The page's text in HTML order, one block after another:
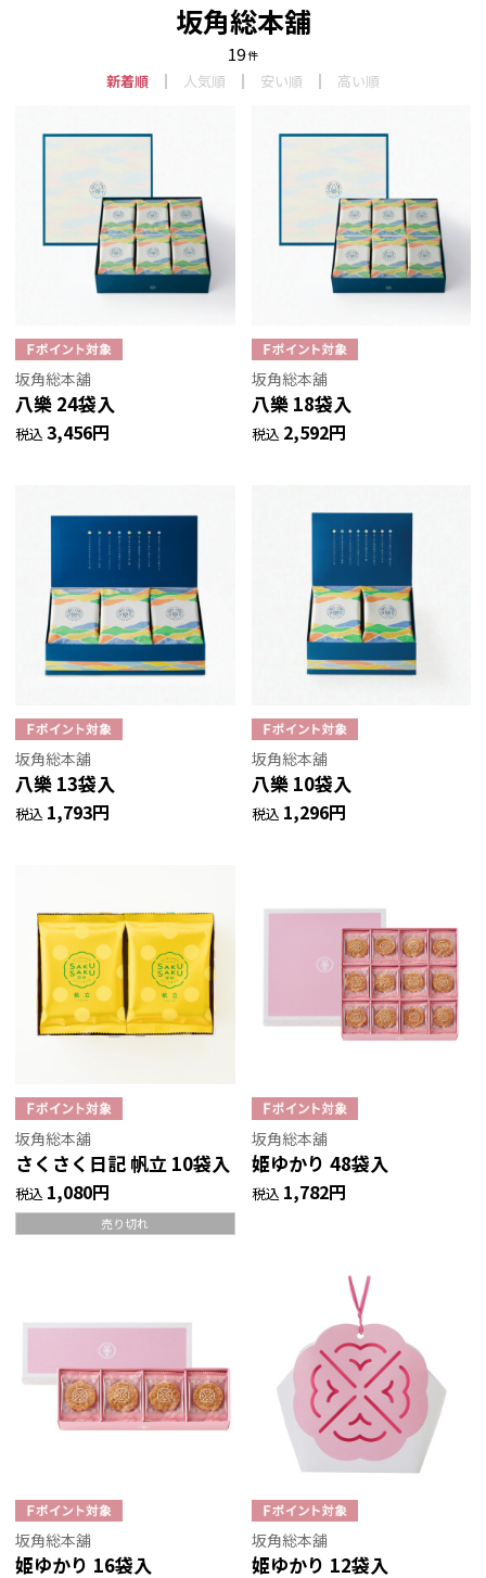
坂角総本舖
19件
新着順 人気順 安い順 高い順
坂角総本舖
八樂 24袋入
税込 3,456円
坂角総本舖
八樂 18袋入
税込 2,592円
坂角総本舖
八樂 13袋入
税込 1,793円
坂角総本舖
八樂 10袋入
税込 1,296円
坂角総本舖
さくさく日記 帆立 10袋入
税込 1,080円
売り切れ
坂角総本舖
姫ゆかり 48袋入
税込 1,782円
坂角総本舖
姫ゆかり 16袋入
坂角総本舖
姫ゆかり 12袋入